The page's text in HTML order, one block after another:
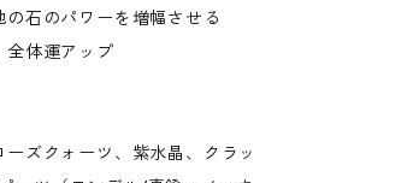
石のパワーを増幅させる
全体運アップ
ズクォーツ、紫水晶、クラッ